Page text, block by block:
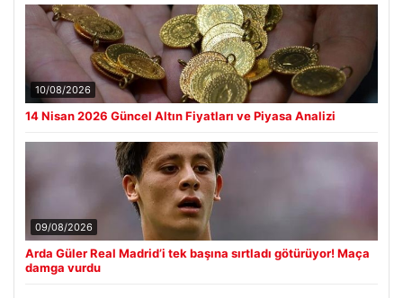
10/08/2026
14 Nisan 2026 Güncel Altın Fiyatları ve Piyasa Analizi
09/08/2026
Arda Güler Real Madrid’i tek başına sırtladı götürüyor! Maça
damga vurdu